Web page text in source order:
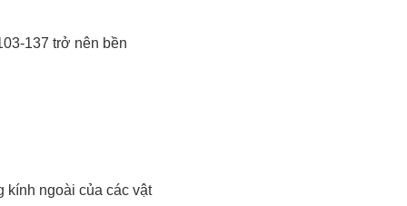
137 trở nên bền
kính ngoài của các vật